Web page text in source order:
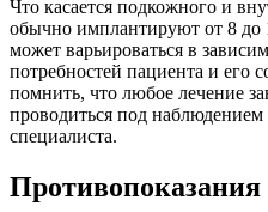
Что касается подкожного и
обычно имплантируют от 8 до
может варьироваться в
потребностей пациента и его
помнить, что любое лечение
проводиться под
специалиста.